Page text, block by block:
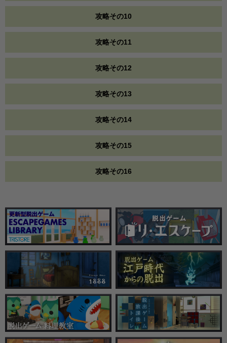
攻略その10
攻略その11
攻略その12
攻略その13
攻略その14
攻略その15
攻略その16